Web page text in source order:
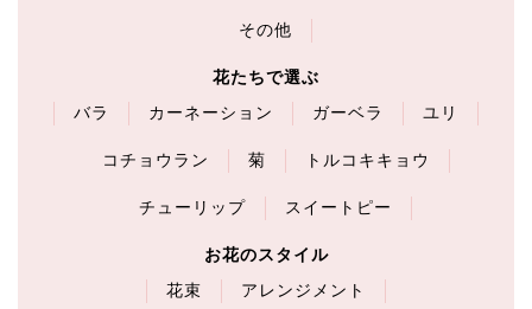
その他
花たちで選ぶ
バラ
カーネーション ガーベラ ユリ
コチョウラン 菊 トルコキキョウ
チューリップ スイートピー
お花のスタイル
花束
アレンジメント